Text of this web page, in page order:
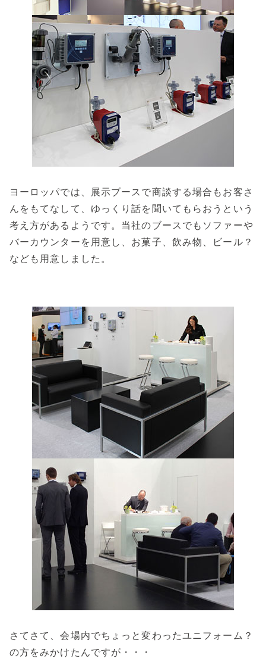
ヨーロッパでは、展示ブースで商談する場合もお客さ
んをもてなして、ゆっくり話を聞いてもらおうという
考え方があるようです。当社のブースでもソファーや
バーカウンターを用意し、お菓子、飲み物、ビール？
なども用意しました。
さてさて、会場内でちょっと変わったユニフォーム？
の方をみかけたんですが・・・